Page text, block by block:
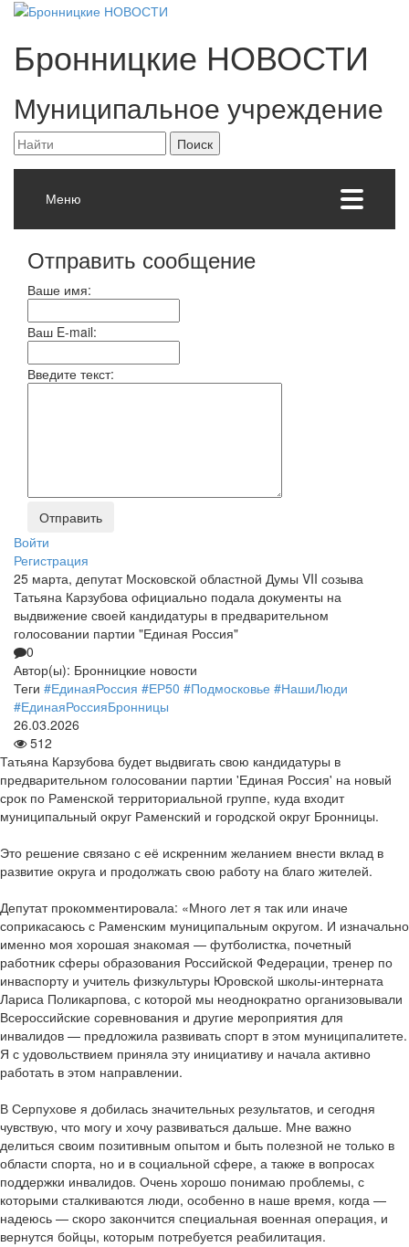
Бронницкие НОВОСТИ
Муниципальное учреждение
Меню
Отправить сообщение
Ваше имя:
Ваш E-mail:
Введите текст:
Войти
Регистрация
25 марта, депутат Московской областной Думы VII созыва
Татьяна Карзубова официально подала документы на
выдвижение своей кандидатуры в предварительном
голосовании партии "Единая Россия"
0
Автор(ы): Бронницкие новости
Теги #ЕдинаяРоссия #ЕР50 #Подмосковье #НашиЛюди
#ЕдинаяРоссияБронницы
26.03.2026
512
Татьяна Карзубова будет выдвигать свою кандидатуры в
предварительном голосовании партии 'Единая Россия' на новый
срок по Раменской территориальной группе, куда входит
муниципальный округ Раменский и городской округ Бронницы.
Это решение связано с её искренним желанием внести вклад в
развитие округа и продолжать свою работу на благо жителей.
Депутат прокомментировала: «Много лет я так или иначе
соприкасаюсь с Раменским муниципальным округом. И изначально
именно моя хорошая знакомая — футболистка, почетный
работник сферы образования Российской Федерации, тренер по
инваспорту и учитель физкультуры Юровской школы-интерната
Лариса Поликарпова, с которой мы неоднократно организовывали
Всероссийские соревнования и другие мероприятия для
инвалидов — предложила развивать спорт в этом муниципалитете.
Я с удовольствием приняла эту инициативу и начала активно
работать в этом направлении.
В Серпухове я добилась значительных результатов, и сегодня
чувствую, что могу и хочу развиваться дальше. Мне важно
делиться своим позитивным опытом и быть полезной не только в
области спорта, но и в социальной сфере, а также в вопросах
поддержки инвалидов. Очень хорошо понимаю проблемы, с
которыми сталкиваются люди, особенно в наше время, когда —
надеюсь — скоро закончится специальная военная операция, и
вернутся бойцы, которым потребуется реабилитация.